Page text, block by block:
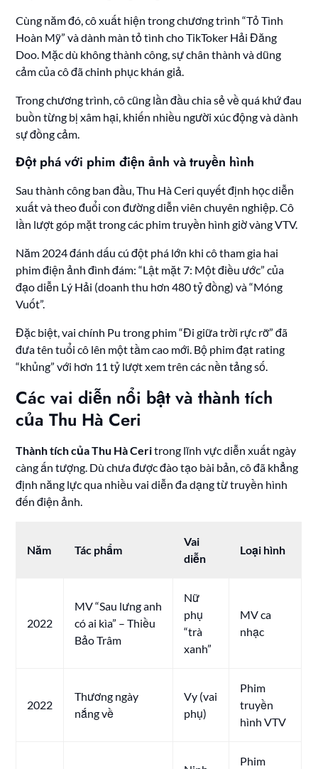
Cùng năm đó, cô xuất hiện trong chương trình “Tỏ Tình
Hoàn Mỹ” và dành màn tỏ tình cho TikToker Hải Đăng
Doo. Mặc dù không thành công, sự chân thành và dũng
cảm của cô đã chinh phục khán giả.
Trong chương trình, cô cũng lần đầu chia sẻ về quá khứ đau
buồn từng bị xâm hại, khiến nhiều người xúc động và dành
sự đồng cảm.
Đột phá với phim điện ảnh và truyền hình
Sau thành công ban đầu, Thu Hà Ceri quyết định học diễn
xuất và theo đuổi con đường diễn viên chuyên nghiệp. Cô
lần lượt góp mặt trong các phim truyền hình giờ vàng VTV.
Năm 2024 đánh dấu cú đột phá lớn khi cô tham gia hai
phim điện ảnh đình đám: “Lật mặt 7: Một điều ước” của
đạo diễn Lý Hải (doanh thu hơn 480 tỷ đồng) và “Móng
Vuốt”.
Đặc biệt, vai chính Pu trong phim “Đi giữa trời rực rỡ” đã
đưa tên tuổi cô lên một tầm cao mới. Bộ phim đạt rating
“khủng” với hơn 11 tỷ lượt xem trên các nền tảng số.
Các vai diễn nổi bật và thành tích
của Thu Hà Ceri
Thành tích của Thu Hà Ceritrong lĩnh vực diễn xuất ngày
càng ấn tượng. Dù chưa được đào tạo bài bản, cô đã khẳng
định năng lực qua nhiều vai diễn đa dạng từ truyền hình
đến điện ảnh.
Năm Tác phẩm
Vai
diễn
Loại hình
2022
MV “Sau lưng anh
có ai kìa” – Thiều
Bảo Trâm
Nữ
phụ
“trà
xanh”
MV ca
nhạc
2022
Thương ngày
nắng về
Vy (vai
phụ)
Phim
truyền
hình VTV
Phim